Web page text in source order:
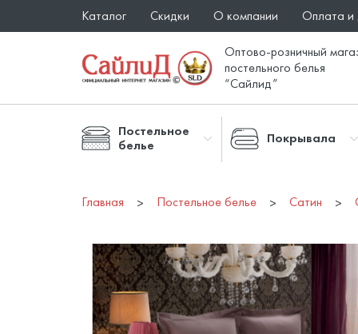
Каталог Скидки О компании Оплата и
Оптово-розничный
постельного белья
“Сайлид”
Постельное
белье
Покрывала
Главная Постельное белье Сатин